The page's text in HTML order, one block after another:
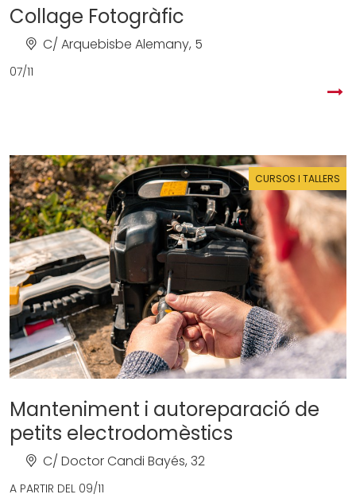
Collage Fotogràfic
C/ Arquebisbe Alemany, 5
07/11
CURSOS I TALLERS
Manteniment i autoreparació de
petits electrodomèstics
C/ Doctor Candi Bayés, 32
A PARTIR DEL 09/11